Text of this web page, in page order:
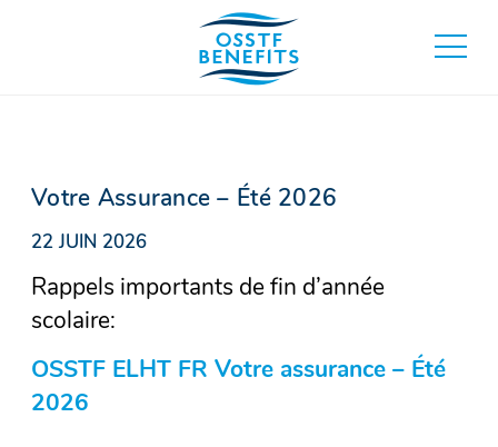
basculer
au
Votre Assurance – Été 2026
22 JUIN 2026
Rappels importants de fin d’année
scolaire:
OSSTF ELHT FR Votre assurance – Été
2026